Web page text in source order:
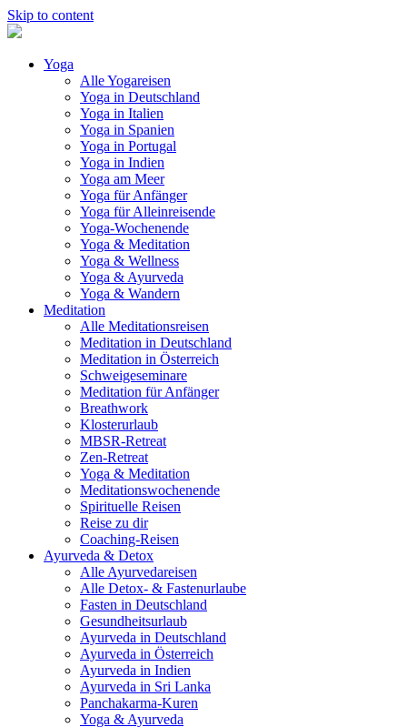
Skip to content
Yoga
Alle Yogareisen
Yoga in Deutschland
Yoga in Italien
Yoga in Spanien
Yoga in Portugal
Yoga in Indien
Yoga am Meer
Yoga für Anfänger
Yoga für Alleinreisende
Yoga-Wochenende
Yoga & Meditation
Yoga & Wellness
Yoga & Ayurveda
Yoga & Wandern
Meditation
Alle Meditationsreisen
Meditation in Deutschland
Meditation in Österreich
Schweigeseminare
Meditation für Anfänger
Breathwork
Klosterurlaub
MBSR-Retreat
Zen-Retreat
Yoga & Meditation
Meditationswochenende
Spirituelle Reisen
Reise zu dir
Coaching-Reisen
Ayurveda & Detox
Alle Ayurvedareisen
Alle Detox- & Fastenurlaube
Fasten in Deutschland
Gesundheitsurlaub
Ayurveda in Deutschland
Ayurveda in Österreich
Ayurveda in Indien
Ayurveda in Sri Lanka
Panchakarma-Kuren
Yoga & Ayurveda